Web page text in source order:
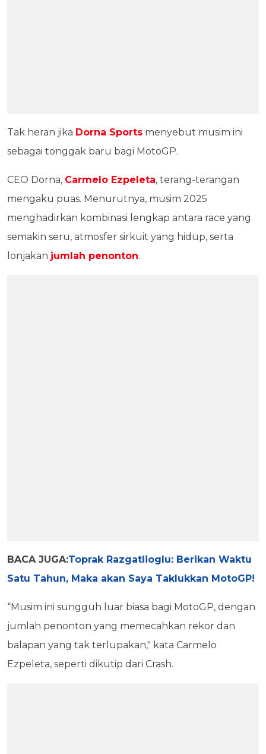
Tak heran jika Dorna Sports menyebut musim ini
sebagai tonggak baru bagi MotoGP.
CEO Dorna, Carmelo Ezpeleta, terang-terangan
mengaku puas. Menurutnya, musim 2025
menghadirkan kombinasi lengkap antara race yang
semakin seru, atmosfer sirkuit yang hidup, serta
lonjakan jumlah penonton.
BACA JUGA:Toprak Razgatlioglu: Berikan Waktu
Satu Tahun, Maka akan Saya Taklukkan MotoGP!
“Musim ini sungguh luar biasa bagi MotoGP, dengan
jumlah penonton yang memecahkan rekor dan
balapan yang tak terlupakan," kata Carmelo
Ezpeleta, seperti dikutip dari Crash.